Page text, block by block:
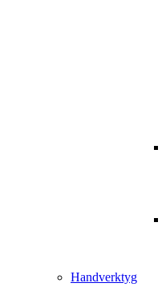
Handverktyg